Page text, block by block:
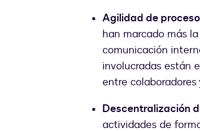
Agilidad de
han marcado más
comunicación
involucradas están
entre
Descentralización
actividades de